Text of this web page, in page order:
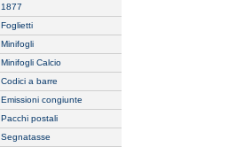
1877
Foglietti
Minifogli
Minifogli Calcio
Codici a barre
Emissioni congiunte
Pacchi postali
Segnatasse